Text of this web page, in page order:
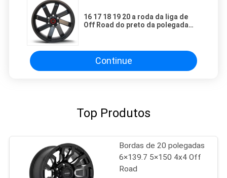
16 17 18 19 20 a roda da liga de
Off Road do preto da polegada
Continue
Top Produtos
Bordas de 20 polegadas
6×139.7 5×150 4x4 Off
Road